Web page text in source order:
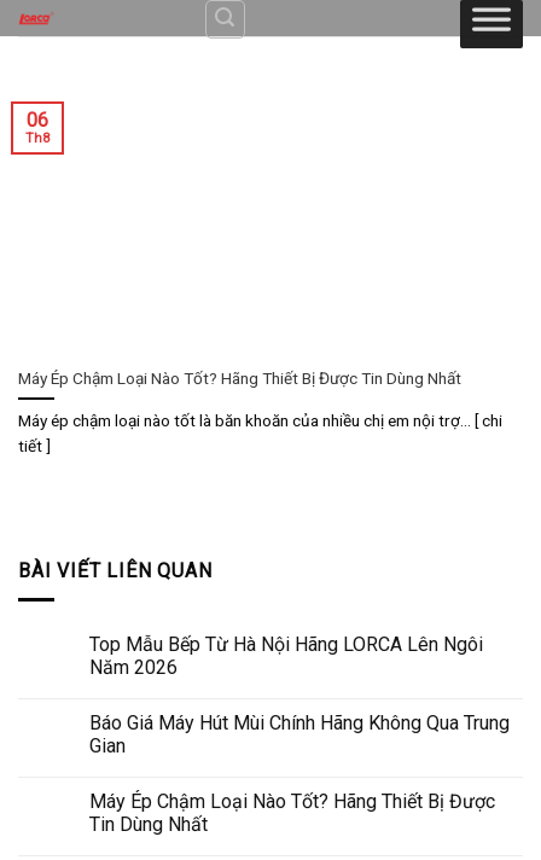
Skip
to
Máy Ép Chậm Loại Nào Tốt? Hãng Thiết Bị Được Tin Dùng Nhất
Máy ép chậm loại nào tốt là băn khoăn của nhiều chị em nội trợ... [ chi
tiết ]
06
Th8
BÀI VIẾT LIÊN QUAN
Top Mẫu Bếp Từ Hà Nội Hãng LORCA Lên Ngôi
Năm 2026
Báo Giá Máy Hút Mùi Chính Hãng Không Qua Trung
Gian
Máy Ép Chậm Loại Nào Tốt? Hãng Thiết Bị Được
Tin Dùng Nhất